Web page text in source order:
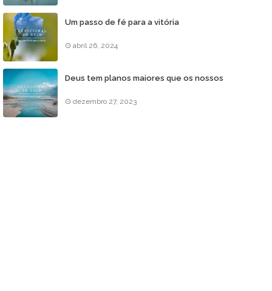
Um passo de fé para a vitória
abril 26, 2024
Deus tem planos maiores que os nossos
dezembro 27, 2023